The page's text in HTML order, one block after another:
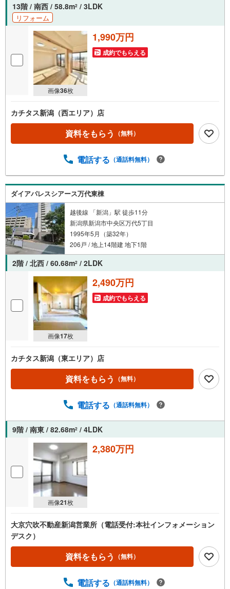
13階 / 南西 / 58.8m2 / 3LDK
リフォーム
画像36枚
1,990万円
成約でもらえる
カチタス新潟（西エリア）店
資料をもらう （無料）
電話する （通話料無料）
ダイアパレスシアース万代東棟
越後線 「新潟」駅 徒歩11分
新潟県新潟市中央区万代5丁目
1995年5月（築32年）
206戸 / 地上14階建 地下1階
2階 / 北西 / 60.68m2 / 2LDK
画像17枚
2,490万円
成約でもらえる
カチタス新潟（東エリア）店
資料をもらう （無料）
電話する （通話料無料）
9階 / 南東 / 82.68m2 / 4LDK
画像21枚
2,380万円
大京穴吹不動産新潟営業所（電話受付:本社インフォメーション
デスク）
資料をもらう （無料）
電話する （通話料無料）